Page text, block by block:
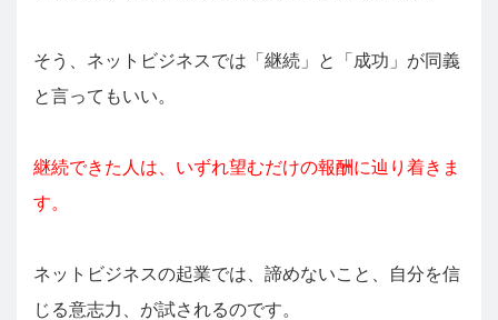
そう、ネットビジネスでは「継続」と「成功」が同義
と言ってもいい。
継続できた人は、いずれ望むだけの報酬に辿り着きま
す。
ネットビジネスの起業では、諦めないこと、自分を信
じる意志力、が試されるのです。